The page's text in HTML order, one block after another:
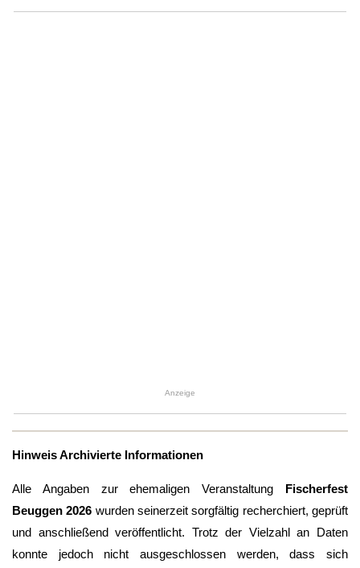
Anzeige
Hinweis Archivierte Informationen
Alle Angaben zur ehemaligen Veranstaltung Fischerfest
Beuggen 2026 wurden seinerzeit sorgfältig recherchiert, geprüft
und anschließend veröffentlicht. Trotz der Vielzahl an Daten
konnte jedoch nicht ausgeschlossen werden, dass sich